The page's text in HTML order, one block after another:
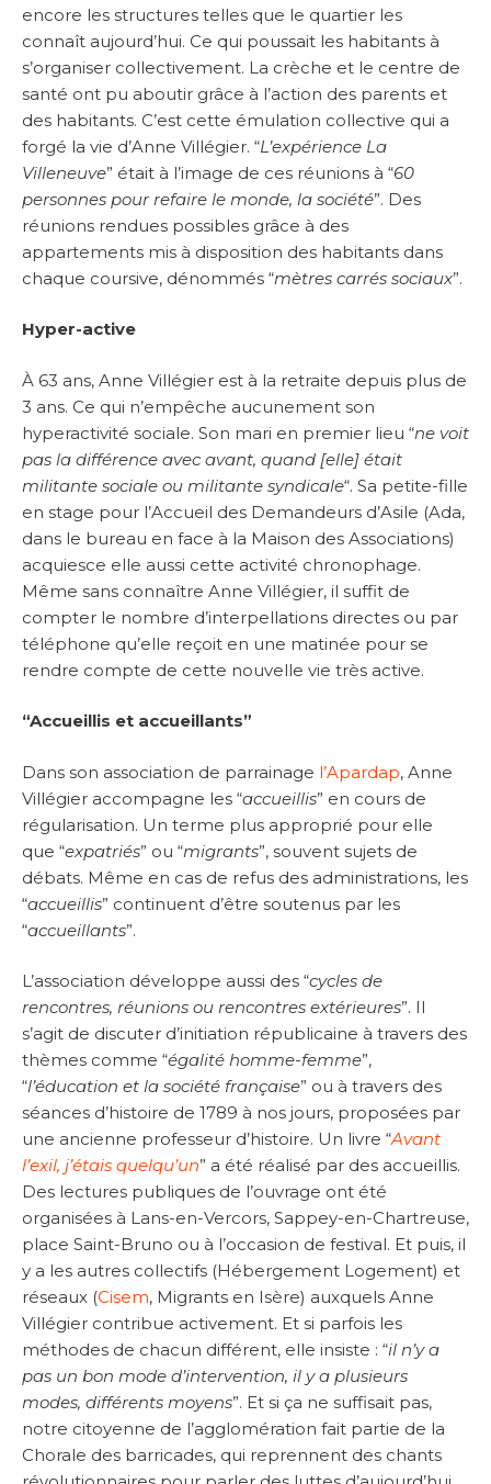
encore les structures telles que le quartier les
connaît aujourd’hui. Ce qui poussait les habitants à
s’organiser collectivement. La crèche et le centre de
santé ont pu aboutir grâce à l’action des parents et
des habitants. C’est cette émulation collective qui a
forgé la vie d’Anne Villégier. “L’expérience La
Villeneuve” était à l’image de ces réunions à “60
personnes pour refaire le monde, la société”. Des
réunions rendues possibles grâce à des
appartements mis à disposition des habitants dans
chaque coursive, dénommés “mètres carrés sociaux”.
Hyper-active
À 63 ans, Anne Villégier est à la retraite depuis plus de
3 ans. Ce qui n’empêche aucunement son
hyperactivité sociale. Son mari en premier lieu “ne voit
pas la différence avec avant, quand [elle] était
militante sociale ou militante syndicale“. Sa petite-fille
en stage pour l’Accueil des Demandeurs d’Asile (Ada,
dans le bureau en face à la Maison des Associations)
acquiesce elle aussi cette activité chronophage.
Même sans connaître Anne Villégier, il suffit de
compter le nombre d’interpellations directes ou par
téléphone qu’elle reçoit en une matinée pour se
rendre compte de cette nouvelle vie très active.
“Accueillis et accueillants”
Dans son association de parrainage l’Apardap, Anne
Villégier accompagne les “accueillis” en cours de
régularisation. Un terme plus approprié pour elle
que “expatriés” ou “migrants”, souvent sujets de
débats. Même en cas de refus des administrations, les
“accueillis” continuent d’être soutenus par les
“accueillants”.
L’association développe aussi des “cycles de
rencontres, réunions ou rencontres extérieures”. Il
s’agit de discuter d’initiation républicaine à travers des
thèmes comme “égalité homme-femme”,
“l’éducation et la société française” ou à travers des
séances d’histoire de 1789 à nos jours, proposées par
une ancienne professeur d’histoire. Un livre “Avant
l’exil, j’étais quelqu’un” a été réalisé par des accueillis.
Des lectures publiques de l’ouvrage ont été
organisées à Lans-en-Vercors, Sappey-en-Chartreuse,
place Saint-Bruno ou à l’occasion de festival. Et puis, il
y a les autres collectifs (Hébergement Logement) et
réseaux (Cisem, Migrants en Isère) auxquels Anne
Villégier contribue activement. Et si parfois les
méthodes de chacun différent, elle insiste : “il n’y a
pas un bon mode d’intervention, il y a plusieurs
modes, différents moyens”. Et si ça ne suffisait pas,
notre citoyenne de l’agglomération fait partie de la
Chorale des barricades, qui reprennent des chants